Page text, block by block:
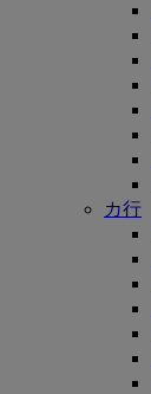
カ行